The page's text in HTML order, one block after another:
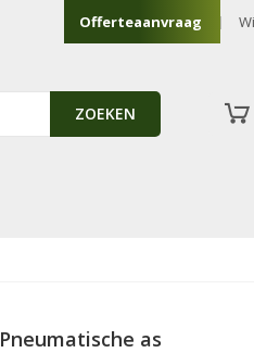
Offerteaanvraag
ZOEKEN
Pneumatische as